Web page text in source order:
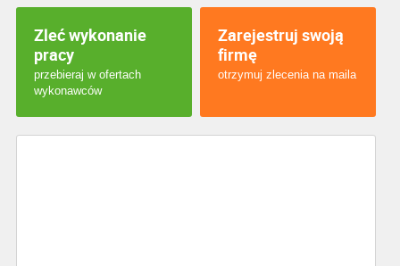
Zleć wykonanie
pracy
przebieraj w ofertach
wykonawców
Zarejestruj swoją
firmę
otrzymuj zlecenia na maila